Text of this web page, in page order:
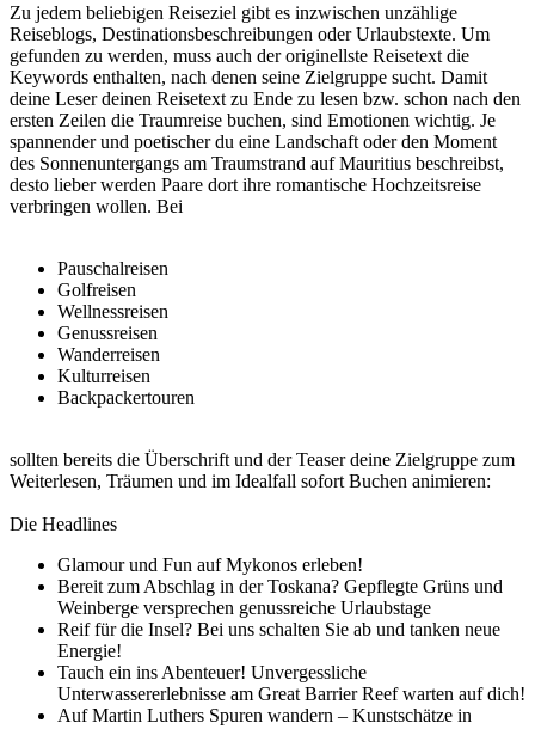
Zu jedem beliebigen Reiseziel gibt es inzwischen unzählige
Reiseblogs, Destinationsbeschreibungen oder Urlaubstexte. Um
gefunden zu werden, muss auch der originellste Reisetext die
Keywords enthalten, nach denen seine Zielgruppe sucht. Damit
deine Leser deinen Reisetext zu Ende zu lesen bzw. schon nach den
ersten Zeilen die Traumreise buchen, sind Emotionen wichtig. Je
spannender und poetischer du eine Landschaft oder den Moment
des Sonnenuntergangs am Traumstrand auf Mauritius beschreibst,
desto lieber werden Paare dort ihre romantische Hochzeitsreise
verbringen wollen. Bei
Pauschalreisen
Golfreisen
Wellnessreisen
Genussreisen
Wanderreisen
Kulturreisen
Backpackertouren
sollten bereits die Überschrift und der Teaser deine Zielgruppe zum
Weiterlesen, Träumen und im Idealfall sofort Buchen animieren:
Die Headlines
Glamour und Fun auf Mykonos erleben!
Bereit zum Abschlag in der Toskana? Gepflegte Grüns und
Weinberge versprechen genussreiche Urlaubstage
Reif für die Insel? Bei uns schalten Sie ab und tanken neue
Energie!
Tauch ein ins Abenteuer! Unvergessliche
Unterwassererlebnisse am Great Barrier Reef warten auf dich!
Auf Martin Luthers Spuren wandern – Kunstschätze in